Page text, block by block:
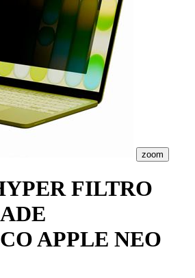
zoom
FILTRO
APPLE NEO